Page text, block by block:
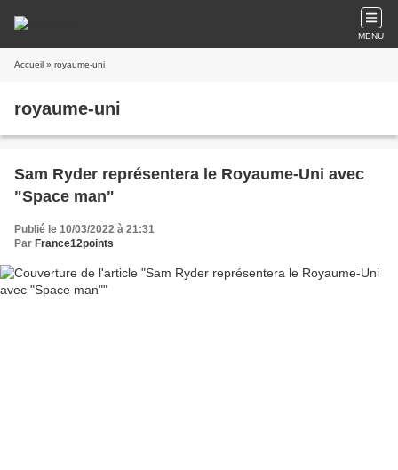
MENU
Accueil » royaume-uni
royaume-uni
Sam Ryder représentera le Royaume-Uni avec
"Space man"
Publié le 10/03/2022 à 21:31
Par France12points